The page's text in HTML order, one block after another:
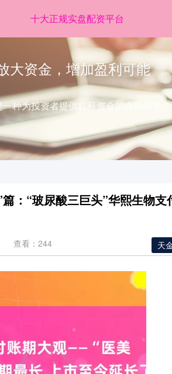
十大正规实盘配资平台
大资金，增加盈利可能
一种为投资者提供杠杆资金的金融服务！
：“玻尿酸三巨头”华熙生物支
天
查看：244